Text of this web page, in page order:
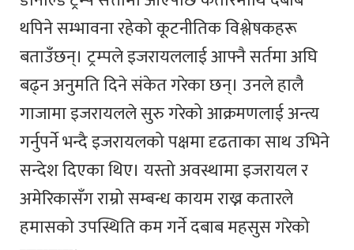
थपिने सम्भावना रहेको कूटनीतिक विश्लेषकहरू
बताउँछन्। ट्रम्पले इजरायललाई आफ्नै सर्तमा अघि
बढ्न अनुमति दिने संकेत गरेका छन्। उनले हालै
गाजामा इजरायलले सुरु गरेको आक्रमणलाई अन्त्य
गर्नुपर्ने भन्दै इजरायलको पक्षमा दृढताका साथ उभिने
सन्देश दिएका थिए। यस्तो अवस्थामा इजरायल र
अमेरिकासँग राम्रो सम्बन्ध कायम राख्न कतारले
हमासको उपस्थिति कम गर्ने दबाब महसुस गरेको